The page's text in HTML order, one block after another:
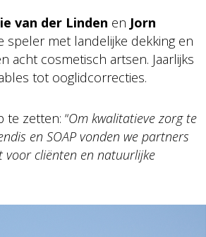
van der Linden en Jorn
speler met landelijke dekking en
acht cosmetisch artsen. Jaarlijks
tot ooglidcorrecties.
te zetten: “Om kwalitatieve zorg te
en SOAP vonden we partners
voor cliënten en natuurlijke